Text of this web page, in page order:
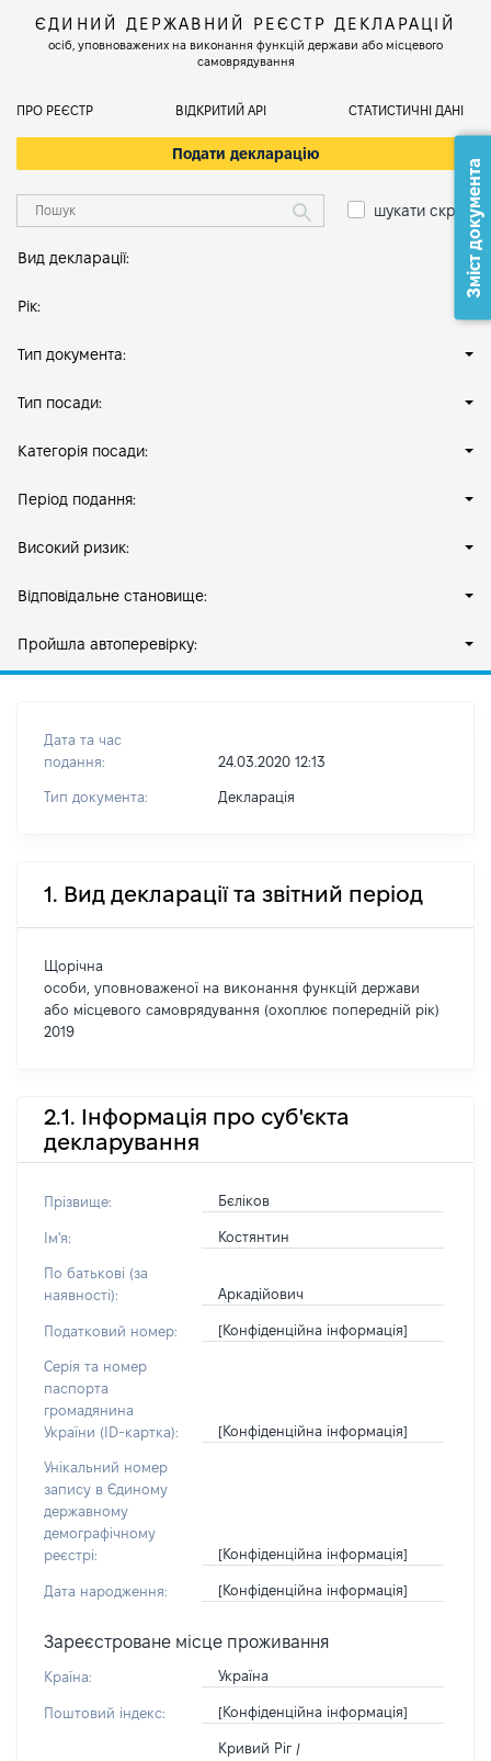
ЄДИНИЙ ДЕРЖАВНИЙ РЕЄСТР ДЕКЛАРАЦІЙ
осіб, уповноважених на виконання функцій держави або місцевого
самоврядування
ПРО РЕЄСТР ВІДКРИТИЙ АРІ СТАТИСТИЧНІ ДАНІ
Подати декларацію
шукати скрізь
Вид декларації:
Рік:
Тип документа:
Тип посади:
Категорія посади:
Період подання:
Високий ризик:
Відповідальне становище:
Пройшла автоперевірку:
Дата та час
подання:
24.03.2020 12:13
Тип документа: Декларація
1. Вид декларації та звітний період
Щорічна
особи, уповноваженої на виконання функцій держави
або місцевого самоврядування (охоплює попередній рік)
2019
2.1. Інформація про суб'єкта
декларування
Прізвище: Бєліков
Ім'я: Костянтин
По батькові (за
наявності):
Аркадійович
Податковий номер: [Конфіденційна інформація]
Серія та номер
паспорта
громадянина
України (ID-картка):
[Конфіденційна інформація]
Унікальний номер
запису в Єдиному
державному
демографічному
реєстрі:
[Конфіденційна інформація]
Дата народження: [Конфіденційна інформація]
Зареєстроване місце проживання
Країна: Україна
Поштовий індекс: [Конфіденційна інформація]
Кривий Ріг /
Зміст документа